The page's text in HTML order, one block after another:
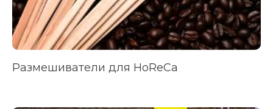
Размешиватели для HoReCa